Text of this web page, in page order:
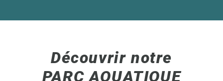
Découvrir notre
PARC AQUATIQUE